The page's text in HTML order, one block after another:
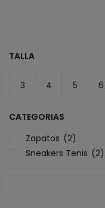
TALLA
3 4 5 6
CATEGORIAS
Zapatos (2)
Sneakers Tenis (2)